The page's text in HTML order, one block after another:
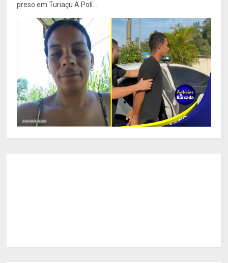
preso em Turiaçu A Polí...